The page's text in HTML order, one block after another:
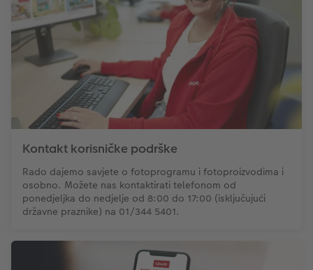
Kontakt korisničke podrške
Rado dajemo savjete o fotoprogramu i fotoproizvodima i
osobno. Možete nas kontaktirati telefonom od
ponedjeljka do nedjelje od 8:00 do 17:00 (isključujući
državne praznike) na 01/344 5401.